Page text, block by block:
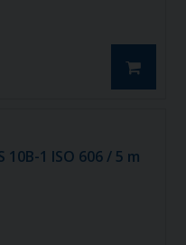
10B-1 ISO 606 / 5 m